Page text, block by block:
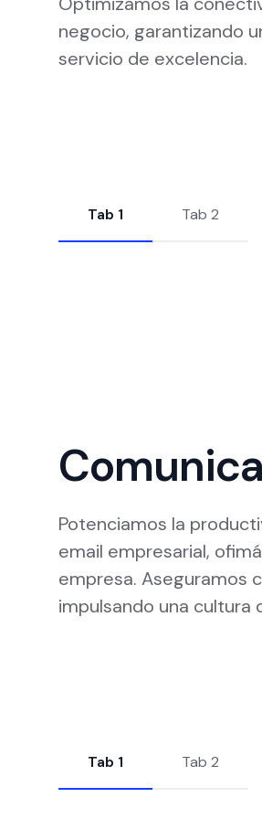
negocio, garantizando
servicio de excelencia.
Tab 1 Tab 2
Potenciamos la
email empresarial,
empresa. Aseguramos
impulsando una cultura
Tab 1 Tab 2